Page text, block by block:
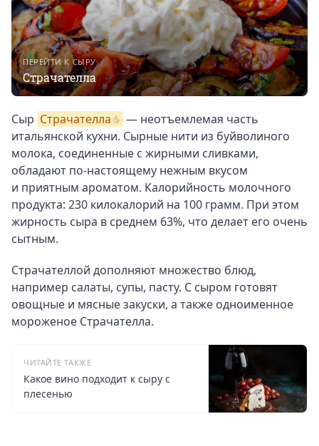
ПЕРЕЙТИ К СЫРУ
Страчателла
Сыр Страчателла
— неотъемлемая часть
итальянской кухни. Сырные нити из буйволиного
молока, соединенные с жирными сливками,
обладают по-настоящему нежным вкусом
и приятным ароматом. Калорийность молочного
продукта: 230 килокалорий на 100 грамм. При этом
жирность сыра в среднем 63%, что делает его очень
сытным.
Страчателлой дополняют множество блюд,
например салаты, супы, пасту. С сыром готовят
овощные и мясные закуски, а также одноименное
мороженое Страчателла.
ЧИТАЙТЕ ТАКЖЕ
Какое вино подходит к сыру с
плесенью